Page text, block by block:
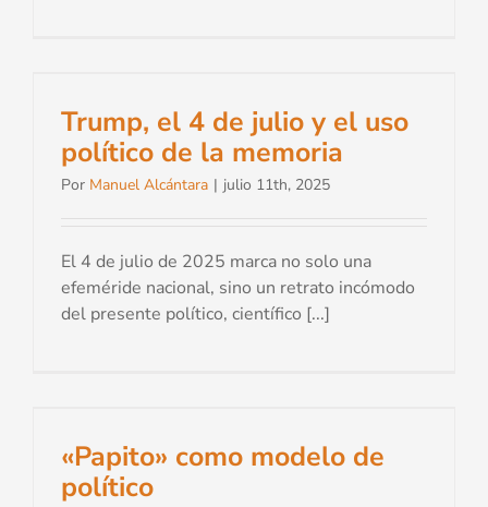
Trump, el 4 de julio y el uso
político de la memoria
Por Manuel Alcántara | julio 11th, 2025
El 4 de julio de 2025 marca no solo una
efeméride nacional, sino un retrato incómodo
del presente político, científico [...]
«Papito» como modelo de
político